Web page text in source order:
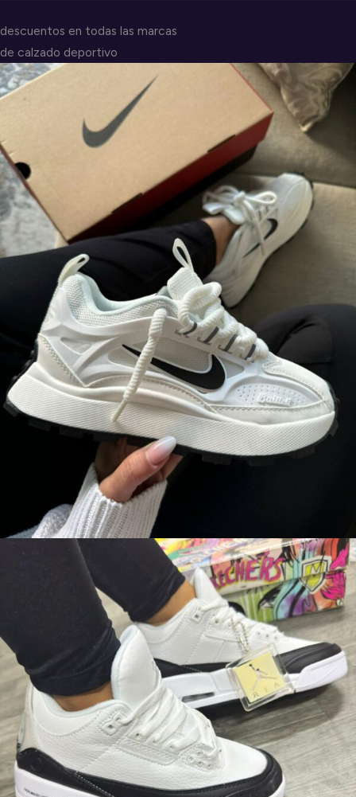
descuentos en todas las marcas
de calzado deportivo